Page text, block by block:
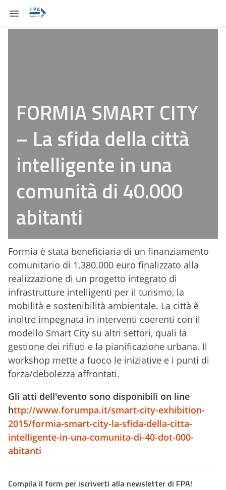
FORMIA SMART CITY
– La sfida della città
intelligente in una
comunità di 40.000
abitanti
Formia è stata beneficiaria di un finanziamento
comunitario di 1.380.000 euro finalizzato alla
realizzazione di un progetto integrato di
infrastrutture intelligenti per il turismo, la
mobilità e sostenibilità ambientale. La città è
inoltre impegnata in interventi coerenti con il
modello Smart City su altri settori, quali la
gestione dei rifiuti e la pianificazione urbana. Il
workshop mette a fuoco le iniziative e i punti di
forza/debolezza affrontati.
Gli atti dell'evento sono disponibili on line
http://www.forumpa.it/smart-city-exhibition-
2015/formia-smart-city-la-sfida-della-citta-
intelligente-in-una-comunita-di-40-dot-000-
abitanti
Compila il form per iscriverti alla newsletter di FPA!